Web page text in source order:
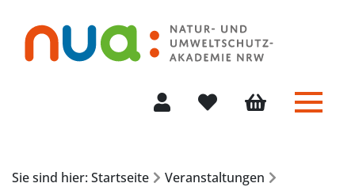
Menü
Sie sind hier: Startseite
Veranstaltungen